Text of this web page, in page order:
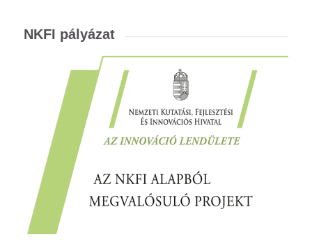
NKFI pályázat